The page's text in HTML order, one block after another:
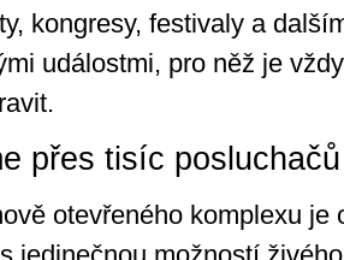
kongresy, festivaly a
událostmi, pro něž je
přes tisíc posluchačů
otevřeného komplexu je